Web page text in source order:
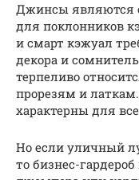
Джинсы являются
для поклонников
и смарт кэжуал
декора и
терпеливо
прорезям и
характерны для
Но если уличный
то бизнес-